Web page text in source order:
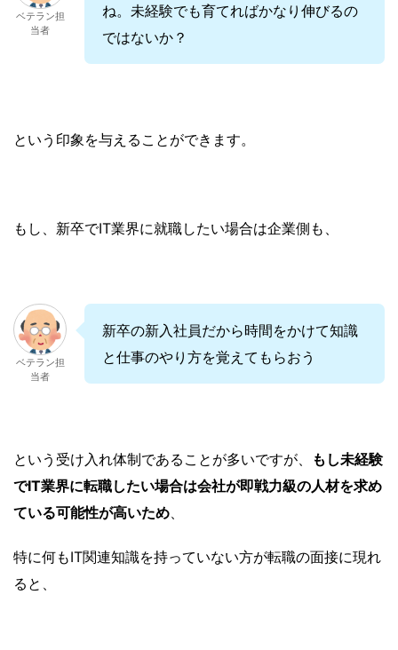
ベテラン担
当者
ね。未経験でも育てればかなり伸びるの
ではないか？
という印象を与えることができます。
もし、新卒でIT業界に就職したい場合は企業側も、
ベテラン担
当者
新卒の新入社員だから時間をかけて知識
と仕事のやり方を覚えてもらおう
という受け入れ体制であることが多いですが、
もし未経験
でIT業界に転職したい場合は会社が即戦力級の人材を求め
ている可能性が高いため
特に何もIT関連知識を持っていない方が転職の面接に現れ
ると、